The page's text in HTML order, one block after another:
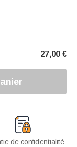
27,00 €
de confidentialité